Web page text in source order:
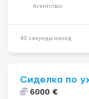
прокидаючис...
Агентство
43 секунды назад
Сиделка по
6000 €